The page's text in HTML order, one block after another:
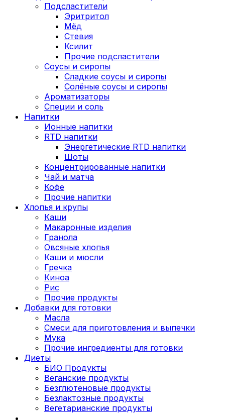
Подсластители
Эритритол
Мёд
Стевия
Ксилит
Прочие подсластители
Соусы и сиропы
Сладкие соусы и сиропы
Солёные соусы и сиропы
Ароматизаторы
Специи и соль
Напитки
Ионные напитки
RTD напитки
Энергетические RTD напитки
Шоты
Концентрированные напитки
Чай и матча
Кофе
Прочие напитки
Хлопья и крупы
Каши
Макаронные изделия
Гранола
Овсяные хлопья
Каши и мюсли
Гречка
Киноа
Рис
Прочие продукты
Добавки для готовки
Масла
Смеси для приготовления и выпечки
Мука
Прочие ингредиенты для готовки
Диеты
БИО Продукты
Веганские продукты
Безглютеновые продукты
Безлактозные продукты
Вегетарианские продукты